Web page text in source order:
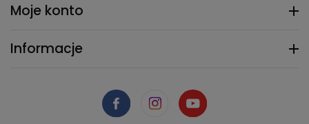
Moje konto
Informacje